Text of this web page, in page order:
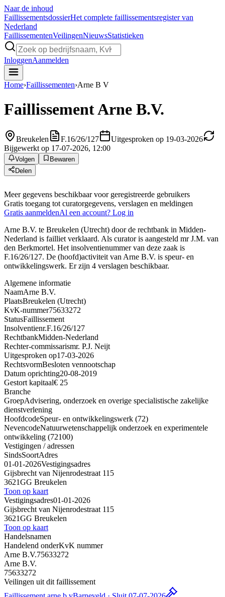
Naar de inhoud
FaillissementsdossierHet complete faillissementsregister van
Nederland
FaillissementenVeilingenNieuwsStatistieken
InloggenAanmelden
Home›Faillissementen›Arne B V
FaillissementArne B.V.
Breukelen F.16/26/127
Uitgesproken op 19-03-2026
Bijgewerkt op 17-07-2026, 12:00
Volgen
Bewaren
Delen
Meer gegevens beschikbaar voor geregistreerde gebruikers
Gratis toegang tot curatorgegevens, verslagen en meldingen
Gratis aanmeldenAl een account? Log in
Arne B.V. te Breukelen (Utrecht) door de rechtbank in Midden-
Nederland is failliet verklaard. Als curator is aangesteld mr J.M. van
den Berkmortel. Het insolventienummer van deze zaak is
F.16/26/127. De (hoofd)activiteit van Arne B.V. is speur- en
ontwikkelingswerk. Er zijn 4 verslagen beschikbaar.
Algemene informatie
NaamArne B.V.
PlaatsBreukelen (Utrecht)
KvK-nummer75633272
StatusFaillissement
Insolventienr.F.16/26/127
RechtbankMidden-Nederland
Rechter-commissarismr. P.J. Neijt
Uitgesproken op17-03-2026
RechtsvormBesloten vennootschap
Datum oprichting20-08-2019
Gestort kapitaal€ 25
Branche
GroepAdvisering, onderzoek en overige specialistische zakelijke
dienstverlening
HoofdcodeSpeur- en ontwikkelingswerk (72)
NevencodeNatuurwetenschappelijk onderzoek en experimentele
ontwikkeling (72100)
Vestigingen / adressen
SindsSoortAdres
01-01-2026Vestigingsadres
Gijsbrecht van Nijenrodestraat 115
3621GG Breukelen
Toon op kaart
Vestigingsadres01-01-2026
Gijsbrecht van Nijenrodestraat 115
3621GG Breukelen
Toon op kaart
Handelsnamen
Handelend onderKvK nummer
Arne B.V.75633272
Arne B.V.
75633272
Veilingen uit dit faillissement